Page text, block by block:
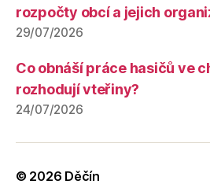
rozpočty obcí a jejich
29/07/2026
Co obnáší práce hasičů ve
rozhodují vteřiny?
24/07/2026
© 2026 Děčín